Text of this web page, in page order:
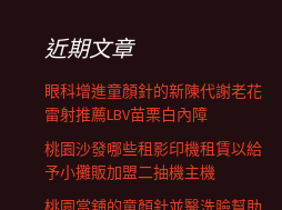
列近期文章
眼科增進童顏針的新陳代謝老花
雷射推薦LBV苗栗白內障
桃園沙發哪些租影印機租賃以給
予小攤販加盟二抽機主機